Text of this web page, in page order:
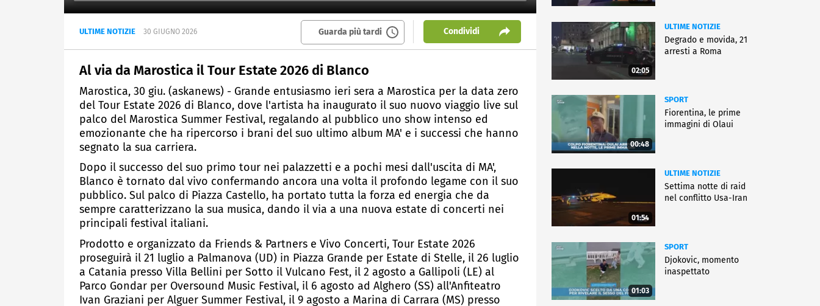
ULTIME NOTIZIE 30 GIUGNO 2026 Guarda più tardi Condividi
Al via da Marostica il Tour Estate 2026 di Blanco
Marostica, 30 giu. (askanews) - Grande entusiasmo ieri sera a Marostica per la data zero
del Tour Estate 2026 di Blanco, dove l'artista ha inaugurato il suo nuovo viaggio live sul
palco del Marostica Summer Festival, regalando al pubblico uno show intenso ed
emozionante che ha ripercorso i brani del suo ultimo album MA' e i successi che hanno
segnato la sua carriera.
Dopo il successo del suo primo tour nei palazzetti e a pochi mesi dall'uscita di MA',
Blanco è tornato dal vivo confermando ancora una volta il profondo legame con il suo
pubblico. Sul palco di Piazza Castello, ha portato tutta la forza ed energia che da
sempre caratterizzano la sua musica, dando il via a una nuova estate di concerti nei
principali festival italiani.
Prodotto e organizzato da Friends & Partners e Vivo Concerti, Tour Estate 2026
proseguirà il 21 luglio a Palmanova (UD) in Piazza Grande per Estate di Stelle, il 26 luglio
a Catania presso Villa Bellini per Sotto il Vulcano Fest, il 2 agosto a Gallipoli (LE) al
Parco Gondar per Oversound Music Festival, il 6 agosto ad Alghero (SS) all'Anfiteatro
Ivan Graziani per Alguer Summer Festival, il 9 agosto a Marina di Carrara (MS) presso
02:05
ULTIME NOTIZIE
Degrado e movida, 21
arresti a Roma
00:48
SPORT
Fiorentina, le prime
immagini di Olaui
01:54
ULTIME NOTIZIE
Settima notte di raid
nel conflitto Usa-Iran
01:03
SPORT
Djokovic, momento
inaspettato